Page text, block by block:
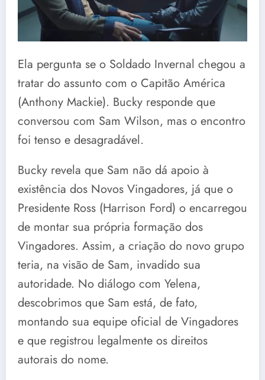
Ela pergunta se o Soldado Invernal chegou a
tratar do assunto com o Capitão América
(Anthony Mackie). Bucky responde que
conversou com Sam Wilson, mas o encontro
foi tenso e desagradável.
Bucky revela que Sam não dá apoio à
existência dos Novos Vingadores, já que o
Presidente Ross (Harrison Ford) o encarregou
de montar sua própria formação dos
Vingadores. Assim, a criação do novo grupo
teria, na visão de Sam, invadido sua
autoridade. No diálogo com Yelena,
descobrimos que Sam está, de fato,
montando sua equipe oficial de Vingadores
e que registrou legalmente os direitos
autorais do nome.